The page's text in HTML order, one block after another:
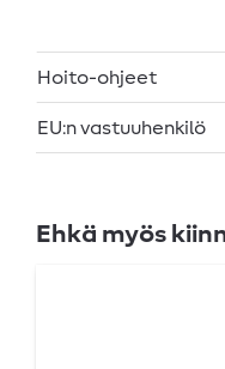
Hoito-ohjeet
EU:n vastuuhenkilö
Ehkä myös